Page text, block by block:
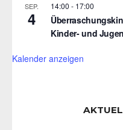
SEP.
4
14:00 - 17:00
Kinder- und
Kalender anzeigen